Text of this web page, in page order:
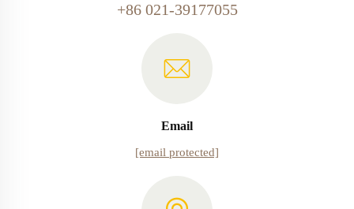
+86 021-39177055
Email
[email protected]